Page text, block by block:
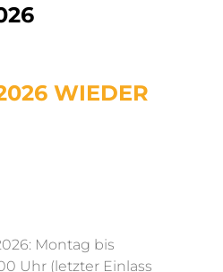
WIEDER
Montag bis
Uhr (letzter Einlass